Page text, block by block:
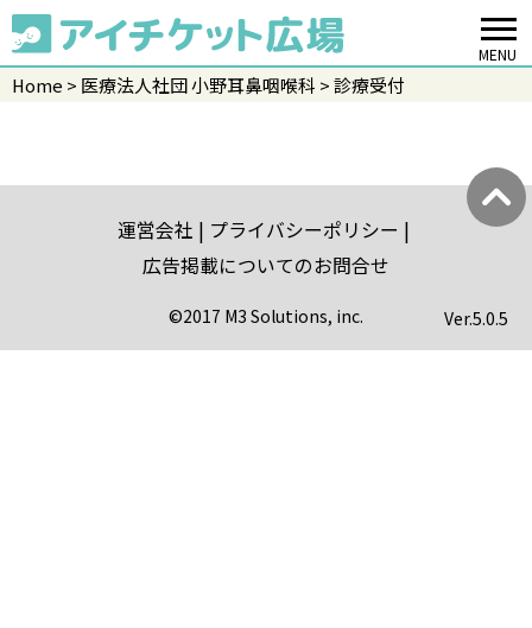
MENU
Home 医療法人社団 小野耳鼻咽喉科 診療受付
運営会社
プライバシーポリシー
広告掲載についてのお問合せ
©2017 M3 Solutions, inc. Ver.5.0.5